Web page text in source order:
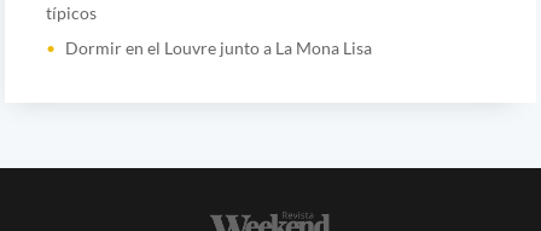
típicos
Dormir en el Louvre junto a La Mona Lisa